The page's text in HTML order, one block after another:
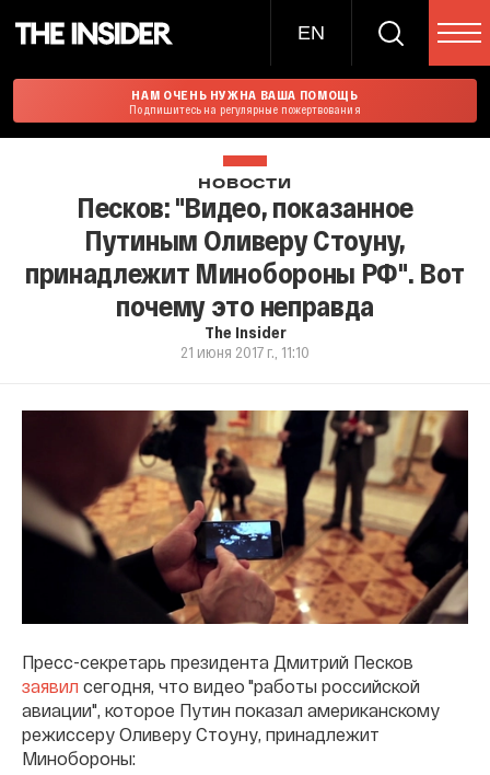
EN
НАМ ОЧЕНЬ НУЖНА ВАША ПОМОЩЬ
Подпишитесь на регулярные пожертвования
НОВОСТИ
Песков: "Видео, показанное
Путиным Оливеру Стоуну,
принадлежит Минобороны РФ". Вот
почему это неправда
The Insider
21 июня 2017 г., 11:10
Пресс-секретарь президента Дмитрий Песков
заявил сегодня, что видео "работы российской
авиации", которое Путин показал американскому
режиссеру Оливеру Стоуну, принадлежит
Минобороны: